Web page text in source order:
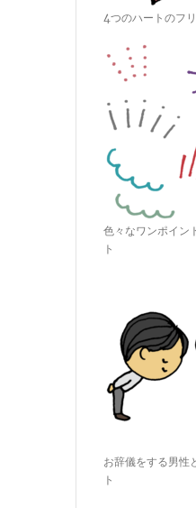
4つのハートのフ
色々なワンポイン
ト
お辞儀をする男性
ト